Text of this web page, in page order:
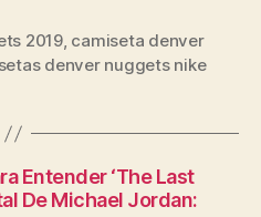
2019, camiseta denver
denver nuggets nike
Entender ‘The Last
De Michael Jordan: